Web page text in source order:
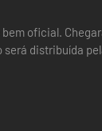
oficial.
será distribuída